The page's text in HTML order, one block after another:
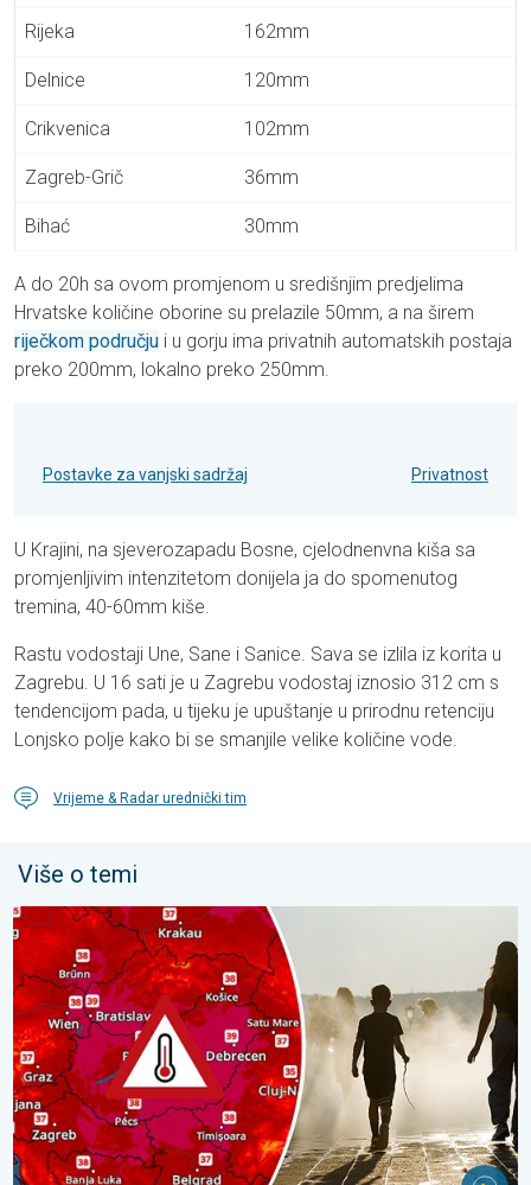
Rijeka 162mm
Delnice 120mm
Crikvenica 102mm
Zagreb-Grič 36mm
Bihać 30mm
A do 20h sa ovom promjenom u središnjim predjelima
Hrvatske količine oborine su prelazile 50mm, a na širem
riječkom području i u gorju ima privatnih automatskih postaja
preko 200mm, lokalno preko 250mm.
Postavke za vanjski sadržaj Privatnost
U Krajini, na sjeverozapadu Bosne, cjelodnenvna kiša sa
promjenljivim intenzitetom donijela ja do spomenutog
tremina, 40-60mm kiše.
Rastu vodostaji Une, Sane i Sanice. Sava se izlila iz korita u
Zagrebu. U 16 sati je u Zagrebu vodostaj iznosio 312 cm s
tendencijom pada, u tijeku je upuštanje u prirodnu retenciju
Lonjsko polje kako bi se smanjile velike količine vode.
Vrijeme & Radar urednički tim
Više o temi
Ekstremne vrućine u istočnoj Europi. Temperature iznad 40°C.